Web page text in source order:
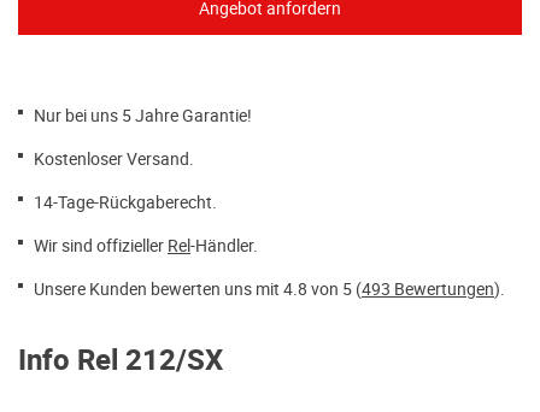
Nur bei uns 5 Jahre Garantie!
Kostenloser Versand.
14-Tage-Rückgaberecht.
Wir sind offizieller Rel-Händler.
Unsere Kunden bewerten uns mit 4.8 von 5 (493 Bewertungen).
Info Rel 212/SX